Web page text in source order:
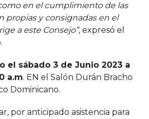
en el cumplimiento de las
propias y consignadas en el
a este Consejo”, expresó el
el sábado 3 de Junio 2023 a
a.m. EN el Salón Durán Bracho
Dominicano.
por anticipado asistencia para